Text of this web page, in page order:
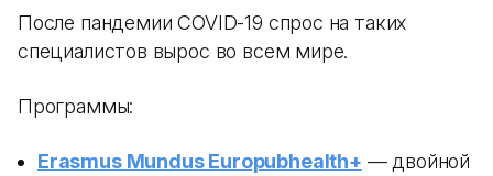
После пандемии COVID-19 спрос на таких
специалистов вырос во всем мире.
Программы:
Erasmus Mundus Europubhealth+ — двойной